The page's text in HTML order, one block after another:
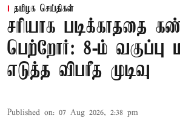
தமிழக செய்திகள்
சரியாக படிக்காததை
பெற்றோர்: 8-ம்
எடுத்த விபரீத முடிவு
Published on: 07 Aug 2026, 2:38 pm